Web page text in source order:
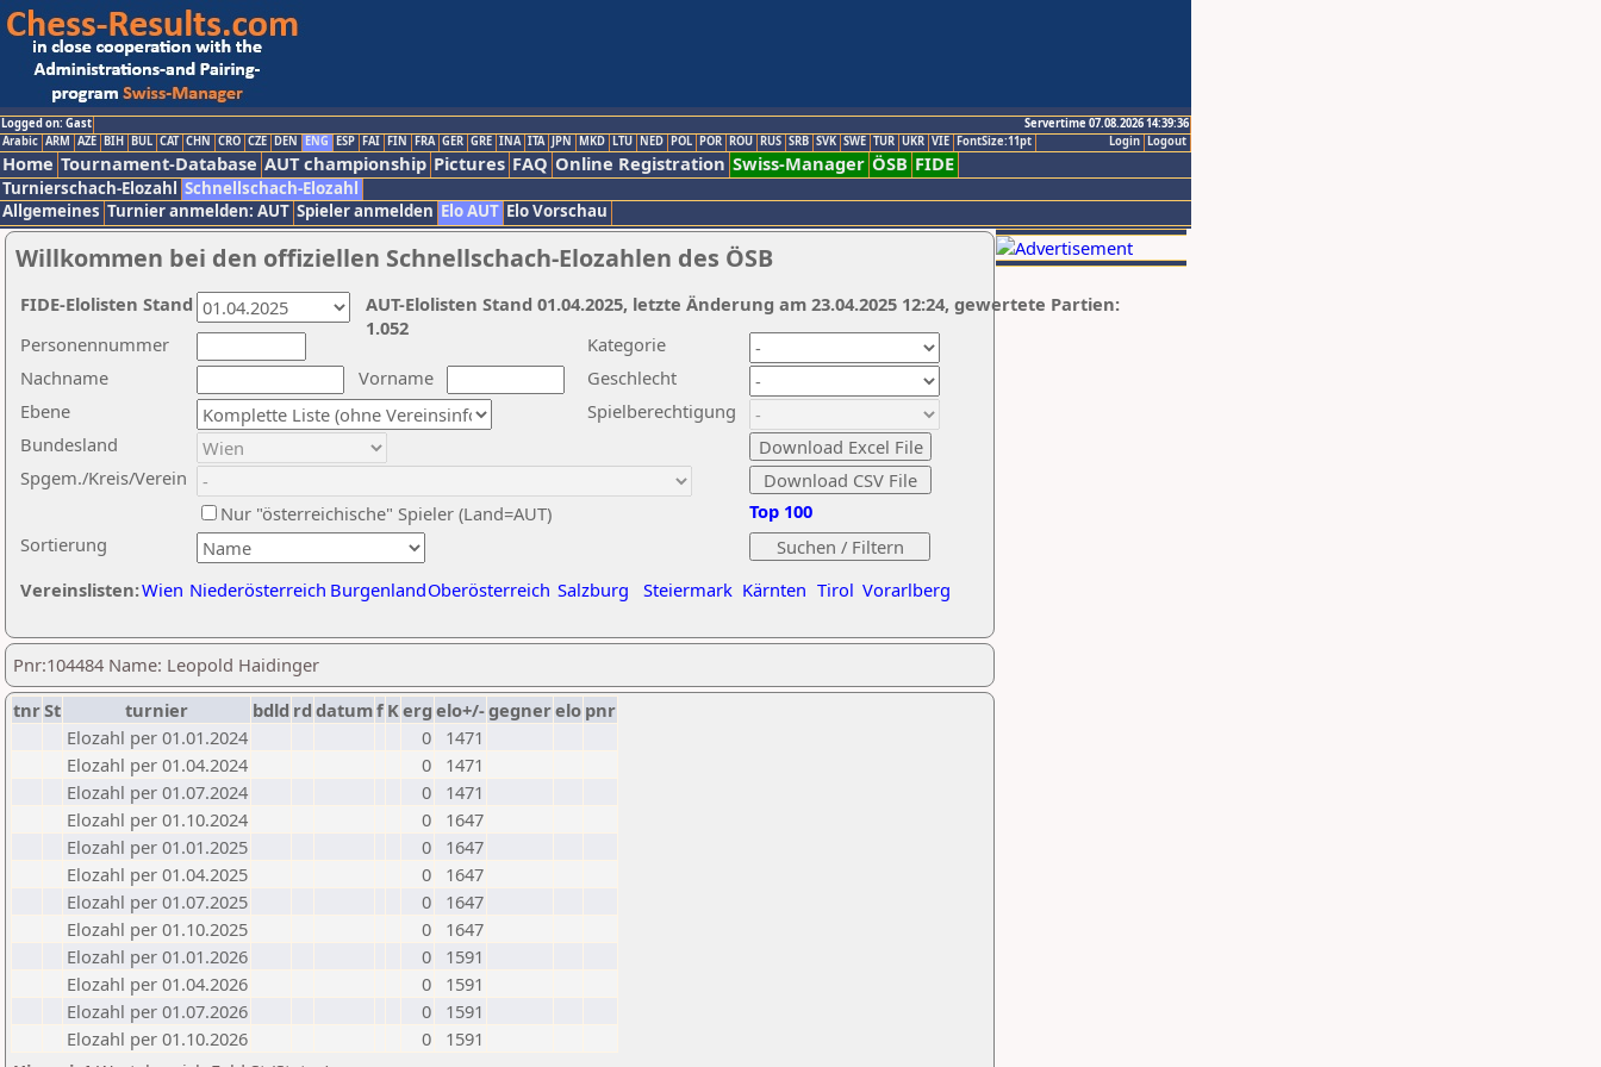
Logged on: Gast
Servertime 07.08.2026 14:39:36
Logout
Login
Arabic ARM AZE BIH BUL CAT CHN CRO CZE DEN ENG ESP FAI FIN FRA GER GRE INA ITA JPN MKD LTU NED POL POR ROU RUS SRB SVK SWE TUR UKR VIE FontSize:11pt
Home Tournament-Database AUT championship Pictures FAQ Online Registration Swiss-Manager ÖSB FIDE
Turnierschach-Elozahl Schnellschach-Elozahl
Allgemeines Turnier anmelden: AUT Spieler anmelden Elo AUT Elo Vorschau
Willkommen bei den offiziellen Schnellschach-Elozahlen des ÖSB
Nachname
Vorname
Ebene
Kategorie
Sortierung
Personennummer
Bundesland
Spgem./Kreis/Verein
Geschlecht
Nur "österreichische" Spieler (Land=AUT)
Spielberechtigung
Vereinslisten:Wien Niederösterreich BurgenlandOberösterreich Salzburg Steiermark Kärnten Tirol Vorarlberg
Top 100
AUT-Elolisten Stand 01.04.2025, letzte Änderung am 23.04.2025 12:24, gewertete Partien:
1.052
FIDE-Elolisten Stand
Pnr:104484 Name: Leopold Haidinger
tnrSt turnier bdld rd datumf Kerg elo+/-gegnerelo pnr
Elozahl per 01.01.2024
0
1471
Elozahl per 01.04.2024
0
1471
Elozahl per 01.07.2024
0
1471
Elozahl per 01.10.2024
0
1647
Elozahl per 01.01.2025
0
1647
Elozahl per 01.04.2025
0
1647
Elozahl per 01.07.2025
0
1647
Elozahl per 01.10.2025
0
1647
Elozahl per 01.01.2026
0
1591
Elozahl per 01.04.2026
0
1591
Elozahl per 01.07.2026
0
1591
Elozahl per 01.10.2026
0
1591